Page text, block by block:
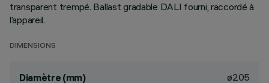
transparent trempé. Ballast gradable DALI fourni, raccordé à
l’appareil.
DIMENSIONS
Diamètre (mm) ø205